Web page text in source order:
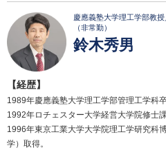
慶應義塾大学理工学部教
（非常勤）
鈴木秀男
【経歴】
1989年慶應義塾大学理工学部管理工学科卒
1992年ロチェスター大学経営大学院修士課
1996年東京工業大学大学院理工学研究科
学）取得。